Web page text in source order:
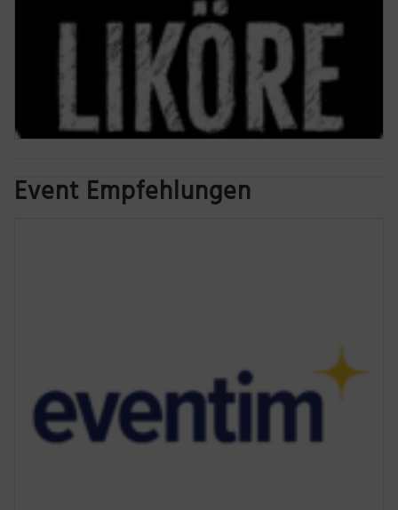
Event Empfehlungen